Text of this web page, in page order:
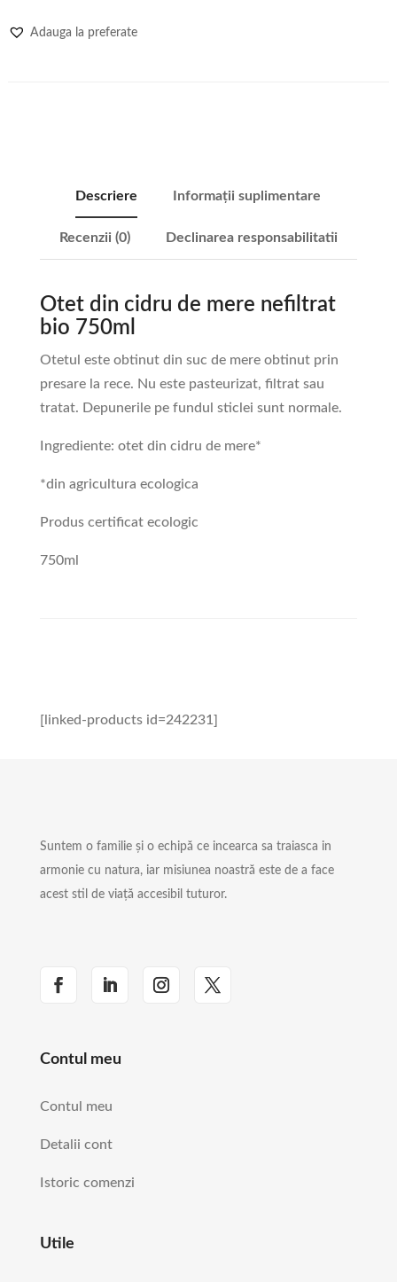
Adauga la preferate
Descriere Informații suplimentare
Recenzii (0) Declinarea responsabilitatii
Otet din cidru de mere nefiltrat
bio 750ml
Otetul este obtinut din suc de mere obtinut prin
presare la rece. Nu este pasteurizat, filtrat sau
tratat. Depunerile pe fundul sticlei sunt normale.
Ingrediente: otet din cidru de mere*
*din agricultura ecologica
Produs certificat ecologic
750ml
[linked-products id=242231]
Suntem o familie și o echipă ce incearca sa traiasca in
armonie cu natura, iar misiunea noastră este de a face
acest stil de viață accesibil tuturor.
Contul meu
Contul meu
Detalii cont
Istoric comenzi
Utile